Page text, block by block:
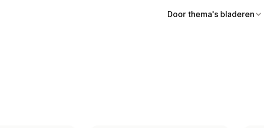
Door thema's bladeren